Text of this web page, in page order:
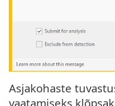
Asjakohaste
vaatamiseks